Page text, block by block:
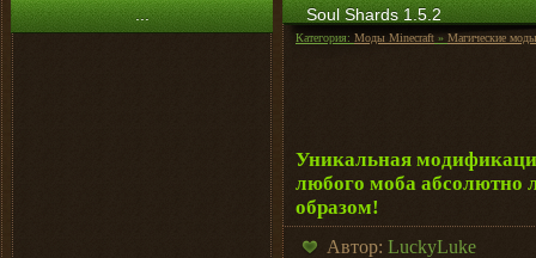
... Soul Shards 1.5.2
Категория: Моды Minecraft » Магические моды
Уникальная
любого моба абсолютно
образом!
Автор: LuckyLuke